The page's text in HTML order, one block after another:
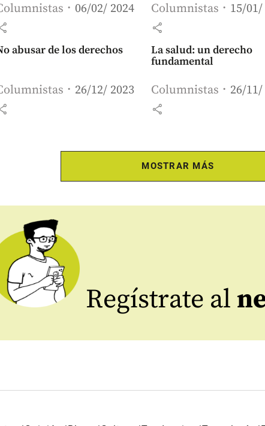
06/02/ 2024 Columnistas 15/01/
share
abusar de los derechos
26/12/ 2023
La salud: un derecho
fundamental
Columnistas 26/11/
share
MOSTRAR MÁS
Regístrate al